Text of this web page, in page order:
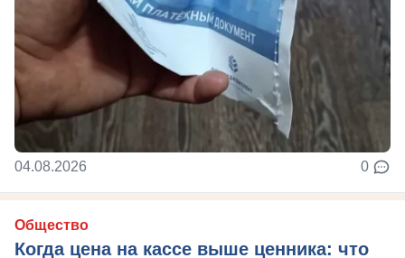
04.08.2026 0
Общество
Когда цена на кассе выше ценника: что